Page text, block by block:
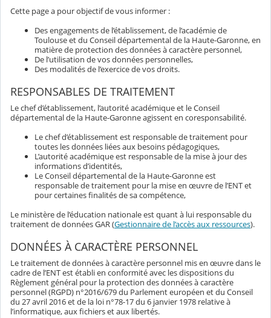
Cette page a pour objectif de vous informer :
Des engagements de l’établissement, de l’académie de
Toulouse et du Conseil départemental de la Haute-Garonne, en
matière de protection des données à caractère personnel,
De l’utilisation de vos données personnelles,
Des modalités de l’exercice de vos droits.
RESPONSABLES DE TRAITEMENT
Le chef d’établissement, l’autorité académique et le Conseil
départemental de la Haute-Garonne agissent en coresponsabilité.
Le chef d’établissement est responsable de traitement pour
toutes les données liées aux besoins pédagogiques,
L’autorité académique est responsable de la mise à jour des
informations d’identités,
Le Conseil départemental de la Haute-Garonne est
responsable de traitement pour la mise en œuvre de l’ENT et
pour certaines finalités de sa compétence,
Le ministère de l’éducation nationale est quant à lui responsable du
traitement de données GAR (Gestionnaire de l’accès aux ressources).
DONNÉES À CARACTÈRE PERSONNEL
Le traitement de données à caractère personnel mis en œuvre dans le
cadre de l’ENT est établi en conformité avec les dispositions du
Règlement général pour la protection des données à caractère
personnel (RGPD) n°2016/679 du Parlement européen et du Conseil
du 27 avril 2016 et de la loi n°78-17 du 6 janvier 1978 relative à
l’informatique, aux fichiers et aux libertés.